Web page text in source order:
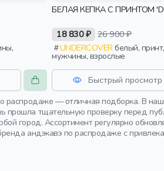
БЕЛАЯ КЕПКА С ПРИНТОМ
18 830 ₽ 26 900 ₽
UNDERCOVERбелый, принт, женщины,
мужчины, взрослые
Быстрый просмотр
распродаже — отличная подборка. В
тщательную проверку перед
город. Ассортимент регулярно
андэкавэ по распродаже с